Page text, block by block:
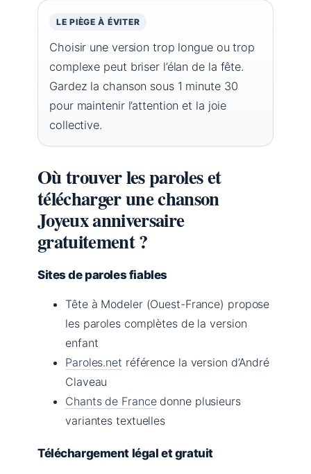
LE PIÈGE À ÉVITER
Choisir une version trop longue ou trop
complexe peut briser l’élan de la fête.
Gardez la chanson sous 1 minute 30
pour maintenir l’attention et la joie
collective.
Où trouver les paroles et
télécharger une chanson
Joyeux anniversaire
gratuitement ?
Sites de paroles fiables
Tête à Modeler (Ouest-France) propose
les paroles complètes de la version
enfant
Paroles.net référence la version d’André
Claveau
Chants de Francedonne plusieurs
variantes textuelles
Téléchargement légal et gratuit